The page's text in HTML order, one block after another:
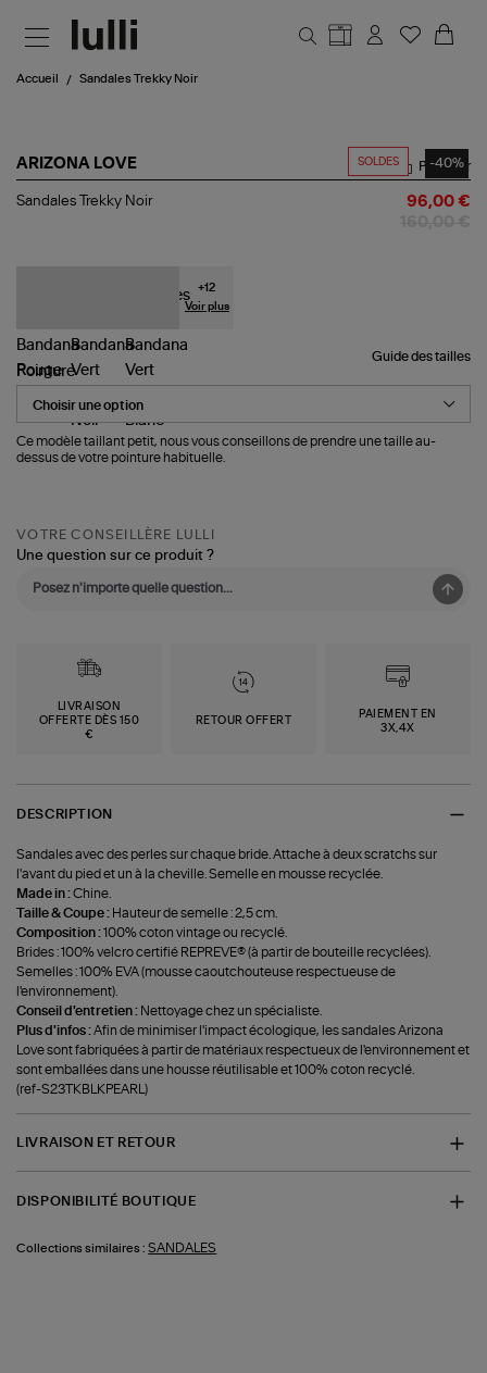
Accueil Sandales Trekky Noir
SOLDES -40%
ARIZONA LOVE
Sandales
Partager
Sandales Trekky Noir 96,00 €
+12
Voir plus
Guide des tailles
Pointure
Ce modèle taillant petit, nous vous conseillons de prendre une taille au-
dessus de votre pointure habituelle.
VOTRE CONSEILLÈRE LULLI
Une question sur ce produit ?
LIVRAISON
OFFERTE DÈS 150
€
RETOUR OFFERT
PAIEMENT EN
3X,4X
DESCRIPTION
Sandales avec des perles sur chaque bride. Attache à deux scratchs sur
l'avant du pied et un à la cheville. Semelle en mousse recyclée.
Made in :Chine.
Taille & Coupe : Hauteur de semelle : 2,5 cm.
Composition :100% coton vintage ou recyclé.
Brides : 100% velcro certifié REPREVE® (à partir de bouteille recyclées).
Semelles : 100% EVA (mousse caoutchouteuse respectueuse de
l'environnement).
Conseil d'entretien : Nettoyage chez un spécialiste.
Plus d'infos :Afin de minimiser l'impact écologique, les sandales Arizona
Love sont fabriquées à partir de matériaux respectueux de l'environnement et
sont emballées dans une housse réutilisable et 100% coton recyclé.
(ref-S23TKBLKPEARL)
LIVRAISON ET RETOUR
DISPONIBILITÉ BOUTIQUE
Collections similaires : SANDALES